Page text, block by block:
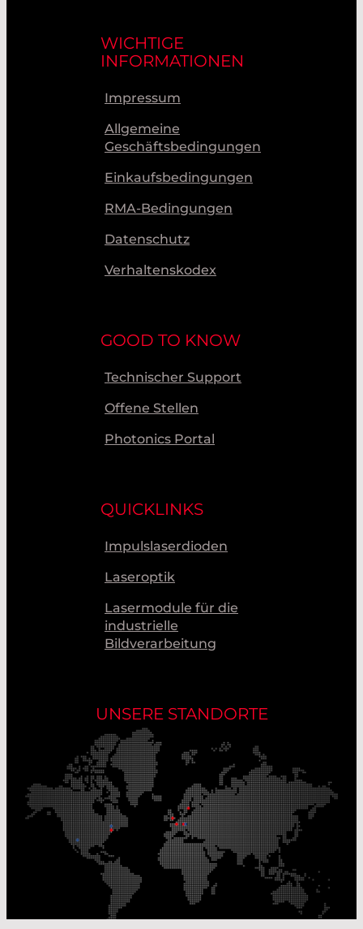
WICHTIGE
INFORMATIONEN
Impressum
Allgemeine
Geschäftsbedingungen
Einkaufsbedingungen
RMA-Bedingungen
Datenschutz
Verhaltenskodex
GOOD TO KNOW
Technischer Support
Offene Stellen
Photonics Portal
QUICKLINKS
Impulslaserdioden
Laseroptik
Lasermodule für die
industrielle
Bildverarbeitung
UNSERE STANDORTE